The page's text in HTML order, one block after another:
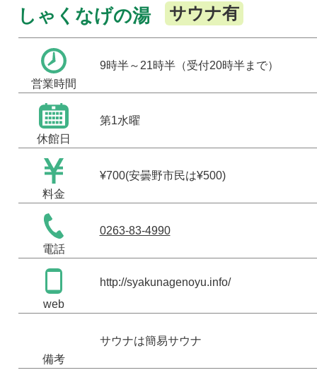
しゃくなげの湯 サウナ有
営業時間
9時半～21時半（受付20時半まで）
休館日
第1水曜
料金
¥700(安曇野市民は¥500)
電話
0263-83-4990
web
http://syakunagenoyu.info/
備考
サウナは簡易サウナ